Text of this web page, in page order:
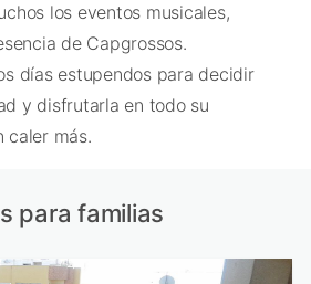
los eventos musicales,
de Capgrossos.
días estupendos para decidir
y disfrutarla en todo su
caler más.
para familias